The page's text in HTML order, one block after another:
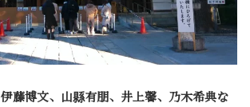
伊藤博文、山縣有朋、井上馨、乃木希典な